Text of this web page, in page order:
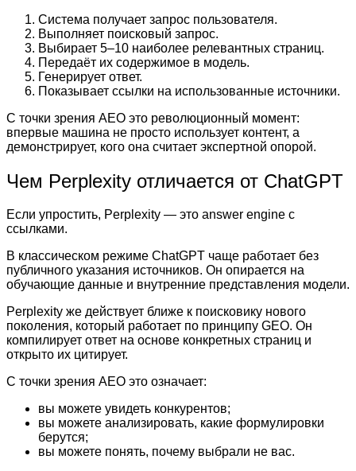
Система получает запрос пользователя.
Выполняет поисковый запрос.
Выбирает 5–10 наиболее релевантных страниц.
Передаёт их содержимое в модель.
Генерирует ответ.
Показывает ссылки на использованные источники.
С точки зрения AEO это революционный момент:
впервые машина не просто использует контент, а
демонстрирует, кого она считает экспертной опорой.
Чем Perplexity отличается от ChatGPT
Если упростить, Perplexity — это answer engine с
ссылками.
В классическом режиме ChatGPT чаще работает без
публичного указания источников. Он опирается на
обучающие данные и внутренние представления модели.
Perplexity же действует ближе к поисковику нового
поколения, который работает по принципу GEO. Он
компилирует ответ на основе конкретных страниц и
открыто их цитирует.
С точки зрения AEO это означает:
вы можете увидеть конкурентов;
вы можете анализировать, какие формулировки
берутся;
вы можете понять, почему выбрали не вас.